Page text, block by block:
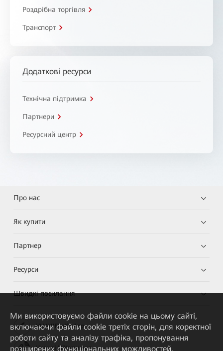
Роздрібна торгівля
Транспорт
Додаткові ресурси
Технічна підтримка
Партнери
Ресурсний центр
Про нас
Як купити
Партнер
Ресурси
Швидкі посилання
HUAWEI eKit App
Huawei HiKnow App
Ми використовуємо файли cookie на цьому сайті,
включаючи файли cookie третіх сторін, для коректної
роботи сайту та аналізу трафіка, пропонування
розширених функціональних можливостей,